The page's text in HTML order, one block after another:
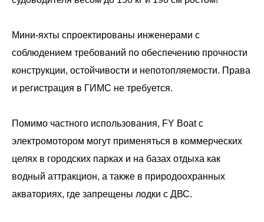
Мини-яхты спроектированы инженерами с
соблюдением требований по обеспечению прочности
конструкции, остойчивости и непотопляемости. Права
и регистрация в ГИМС не требуется.
Помимо частного использования, FY Boat с
электромотором могут применяться в коммерческих
целях в городских парках и на базах отдыха как
водный аттракцион, а также в природоохранных
акваториях, где запрещены лодки с ДВС.